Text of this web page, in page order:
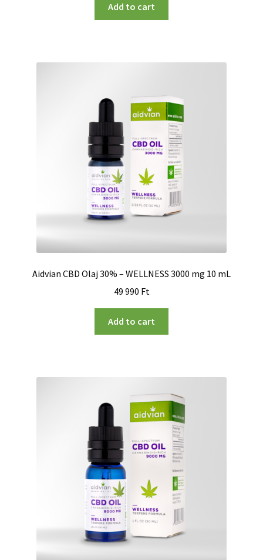
Add to cart
Aidvian CBD Olaj 30% – WELLNESS 3000 mg 10 mL
49 990 Ft
Add to cart